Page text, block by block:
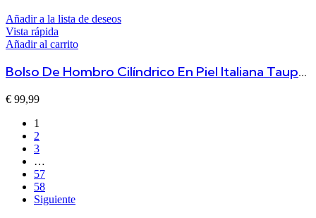
Añadir a la lista de deseos
Vista rápida
Añadir al carrito
Bolso De Hombro Cilíndrico En Piel Italiana Taupe Salome
€ 99,99
1
2
3
…
57
58
Siguiente